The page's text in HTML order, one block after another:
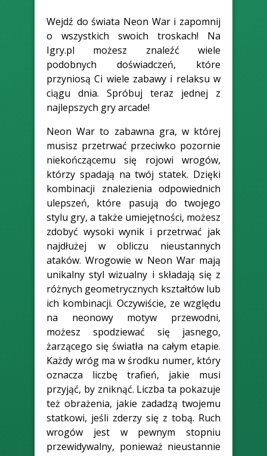
Wejdź do świata Neon War i zapomnij
o wszystkich swoich troskach! Na
Igry.pl możesz znaleźć wiele
podobnych doświadczeń, które
przyniosą Ci wiele zabawy i relaksu w
ciągu dnia. Spróbuj teraz jednej z
najlepszych gry arcade!
Neon War to zabawna gra, w której
musisz przetrwać przeciwko pozornie
niekończącemu się rojowi wrogów,
którzy spadają na twój statek. Dzięki
kombinacji znalezienia odpowiednich
ulepszeń, które pasują do twojego
stylu gry, a także umiejętności, możesz
zdobyć wysoki wynik i przetrwać jak
najdłużej w obliczu nieustannych
ataków. Wrogowie w Neon War mają
unikalny styl wizualny i składają się z
różnych geometrycznych kształtów lub
ich kombinacji. Oczywiście, ze względu
na neonowy motyw przewodni,
możesz spodziewać się jasnego,
żarzącego się światła na całym etapie.
Każdy wróg ma w środku numer, który
oznacza liczbę trafień, jakie musi
przyjąć, by zniknąć. Liczba ta pokazuje
też obrażenia, jakie zadadzą twojemu
statkowi, jeśli zderzy się z tobą. Ruch
wrogów jest w pewnym stopniu
przewidywalny, ponieważ nieustannie